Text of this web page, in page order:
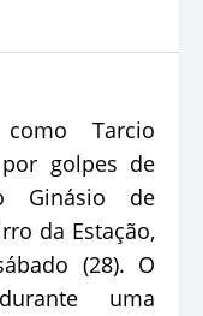
Tarcio
golpes de
Ginásio de
da Estação,
(28). O
uma